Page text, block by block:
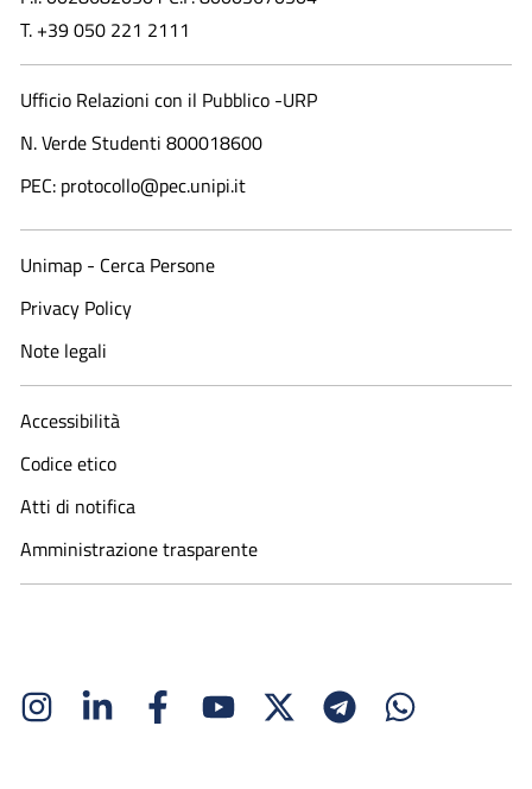
T. +39 050 221 2111
Ufficio Relazioni con il Pubblico -URP
N. Verde Studenti 800018600​
PEC: protocollo@pec.unipi.it
Unimap - Cerca Persone
Privacy Policy
Note legali
Accessibilità
Codice etico
Atti di notifica
Amministrazione trasparente